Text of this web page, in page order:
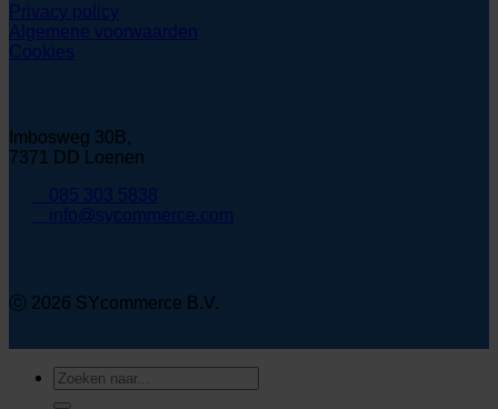
Privacy policy
Algemene voorwaarden
Cookies
Imbosweg 30B,
7371 DD Loenen
085 303 5838
info@sycommerce.com
ⓒ 2026 SYcommerce B.V.
Zoeken
naar: